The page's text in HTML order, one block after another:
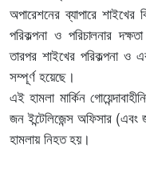
অপারেশনের ব্যাপারে শাইখের
পরিকল্পনা ও পরিচালনার
তারপর শাইখের পরিকল্পনা ও
সম্পূর্ণ হয়েছে।
এই হামলা মার্কিন
জন ইন্টেলিজেন্স অফিসার (এবং
হামলায় নিহত হয়।